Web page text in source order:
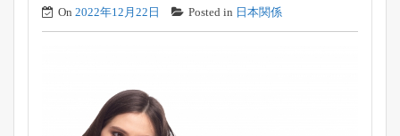
On 2022年12月22日 Posted in 日本関係